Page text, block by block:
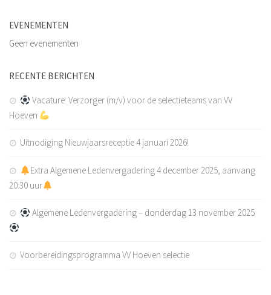
Kledingsponsoren
Reclamebord sponsoren
Wedstrijd en balsponsoring
Sponsor worden?
Contact
Word lid!
EVENEMENTEN
Geen evenementen
RECENTE BERICHTEN
Vacature: Verzorger (m/v) voor de selectieteams van VV
Hoeven
Uitnodiging Nieuwjaarsreceptie 4 januari 2026!
Extra Algemene Ledenvergadering 4 december 2025, aanvang
20:30 uur
Algemene Ledenvergadering – donderdag 13 november 2025
Voorbereidingsprogramma VV Hoeven selectie